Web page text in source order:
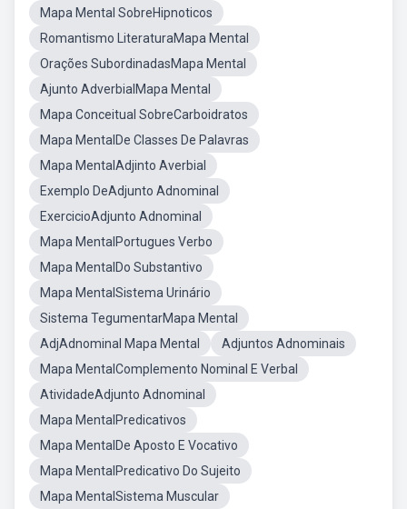
Mapa Mental SobreHipnoticos
Romantismo LiteraturaMapa Mental
Orações SubordinadasMapa Mental
Ajunto AdverbialMapa Mental
Mapa Conceitual SobreCarboidratos
Mapa MentalDe Classes De Palavras
Mapa MentalAdjinto Averbial
Exemplo DeAdjunto Adnominal
ExercicioAdjunto Adnominal
Mapa MentalPortugues Verbo
Mapa MentalDo Substantivo
Mapa MentalSistema Urinário
Sistema TegumentarMapa Mental
AdjAdnominal Mapa Mental
Adjuntos Adnominais
Mapa MentalComplemento Nominal E Verbal
AtividadeAdjunto Adnominal
Mapa MentalPredicativos
Mapa MentalDe Aposto E Vocativo
Mapa MentalPredicativo Do Sujeito
Mapa MentalSistema Muscular